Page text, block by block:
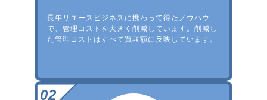
長年リユースビジネスに携わって得たノウハウ
で、管理コストを大きく削減しています。削減し
た管理コストはすべて買取額に反映しています。